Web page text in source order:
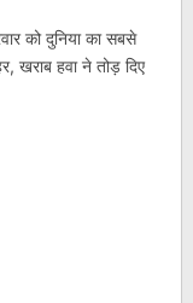
को दुनिया का सबसे
खराब हवा ने तोड़ दिए